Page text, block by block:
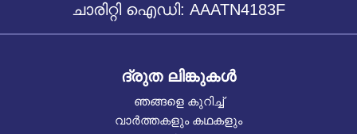
ചാരിറ്റി ഐഡി: AAATN4183F
ദ്രുത ലിങ്കുകൾ
ഞങ്ങളെ കുറിച്ച്
വാർത്തകളും കഥകളും